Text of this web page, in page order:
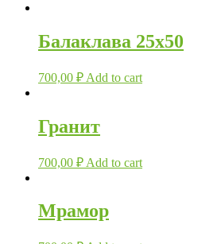
Балаклава 25х50
700,00 ₽ Add to cart
Гранит
700,00 ₽ Add to cart
Мрамор